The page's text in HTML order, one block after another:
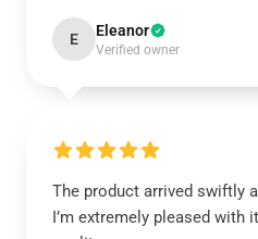
E Eleanor
Verified owner
The product arrived swiftly
I’m extremely pleased with